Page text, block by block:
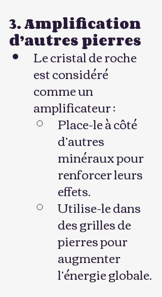
3. Amplification
d’autres pierres
Le cristal de roche
est considéré
comme un
amplificateur :
Place-le à côté
d’autres
minéraux pour
renforcer leurs
effets.
Utilise-le dans
des grilles de
pierres pour
augmenter
l’énergie globale.